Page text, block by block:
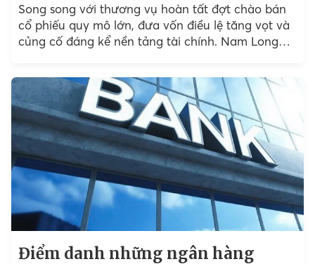
Song song với thương vụ hoàn tất đợt chào bán
cổ phiếu quy mô lớn, đưa vốn điều lệ tăng vọt và
củng cố đáng kể nền tảng tài chính. Nam Long
Điểm danh những ngân hàng